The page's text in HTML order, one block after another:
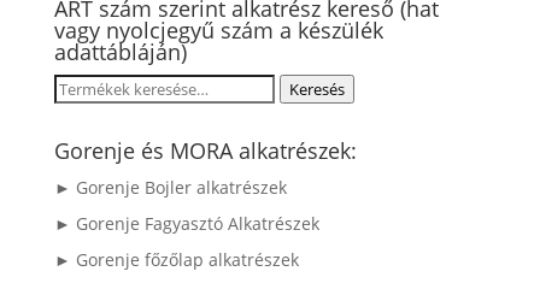
ART szám szerint alkatrész kereső (hat
vagy nyolcjegyű szám a készülék
adattábláján)
Keresés
következőre:
Keresés
Gorenje és MORA alkatrészek:
► Gorenje Bojler alkatrészek
► Gorenje Fagyasztó Alkatrészek
► Gorenje főzőlap alkatrészek